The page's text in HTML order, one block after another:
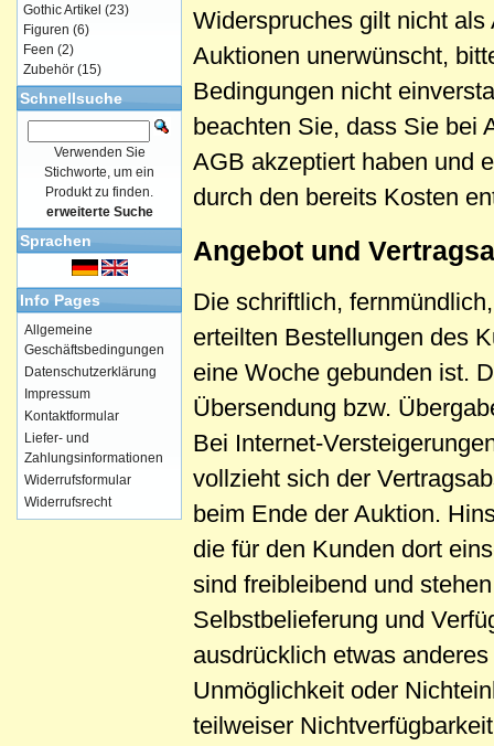
Widerspruches gilt nicht
Auktionen unerwünscht,
Bedingungen nicht
beachten Sie, dass Sie bei
AGB akzeptiert haben und
durch den bereits Kosten
Angebot und
Die schriftlich,
erteilten Bestellungen des
eine Woche gebunden ist.
Übersendung bzw.
Bei Internet-
vollzieht sich der
beim Ende der Auktion.
die für den Kunden dort
sind freibleibend und
Selbstbelieferung und
ausdrücklich etwas
Unmöglichkeit oder
teilweiser
Gothic Artikel (23)
Figuren (6)
Feen (2)
Zubehör (15)
Schnellsuche
Verwenden Sie
Stichworte, um ein
Produkt zu finden.
erweiterte Suche
Sprachen
Info Pages
Allgemeine
Geschäftsbedingungen
Datenschutzerklärung
Impressum
Kontaktformular
Liefer- und
Zahlungsinformationen
Widerrufsformular
Widerrufsrecht